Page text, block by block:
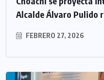
Alcalde Álvaro Pulido
FEBRERO 27, 2026